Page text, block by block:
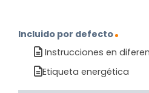
Incluido por defecto
Instrucciones en
Etiqueta energética